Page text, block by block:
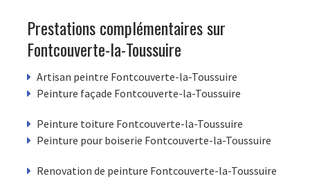
Prestations complémentaires sur
Fontcouverte-la-Toussuire
Artisan peintre Fontcouverte-la-Toussuire
Peinture façade Fontcouverte-la-Toussuire
Peinture toiture Fontcouverte-la-Toussuire
Peinture pour boiserie Fontcouverte-la-Toussuire
Renovation de peinture Fontcouverte-la-Toussuire